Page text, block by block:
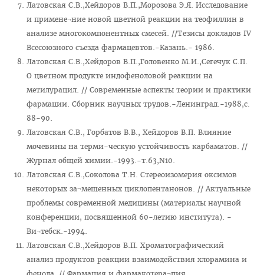
Латовская С.В.,Хейдоров В.П.,Морозова Э.Я. Исследование
и примене¬ние новой цветной реакции на теофиллин в
анализе многокомпонентных смесей. //Тезисы докладов IV
Всесоюзного съезда фармацевтов.-Казань.- 1986.
Латовская С.В.,Хейдоров В.П.,Головенко М.И.,Сегечук С.П.
О цветном продукте индофеноловой реакции на
метилурацил. // Современные аспекты теории и практики
фармации. Сборник научных трудов.-Ленинград.-1988,с.
88-90.
Латовская С.В., Горбатов В.В., Хейдоров В.П. Влияние
мочевины на терми-ческую устойчивость карбаматов. //
Журнал общей химии.-1993.-т.63,N10.
Латовская С.В.,Соколова Т.Н. Стереоизомерия оксимов
некоторых за¬мещенных циклопентанонов. // Актуальные
проблемы современной медицины (материалы научной
конференции, посвященной 60-летию института). -
Ви¬тебск.-1994.
Латовская С.В.,Хейдоров В.П. Хроматографический
анализ продуктов реакции взаимодействия хлорамина и